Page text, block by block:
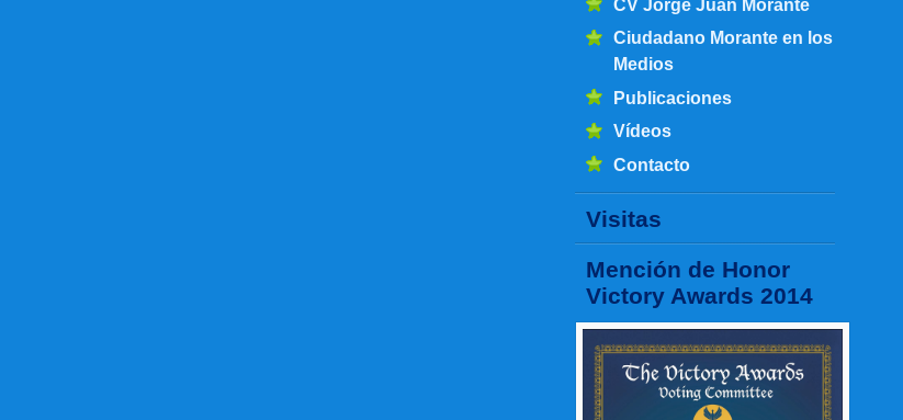
CV Jorge Juan Morante
Ciudadano Morante en los
Medios
Publicaciones
Vídeos
Contacto
Visitas
Mención de Honor
Victory Awards 2014